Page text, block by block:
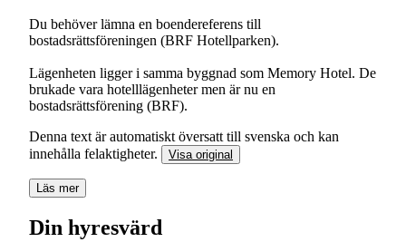
Du behöver lämna en boendereferens till
bostadsrättsföreningen (BRF Hotellparken).
Lägenheten ligger i samma byggnad som Memory Hotel. De
brukade vara hotelllägenheter men är nu en
Denna text är automatiskt översatt till svenska och kan
innehålla felaktigheter.
Visa original
Läs mer
Din hyresvärd